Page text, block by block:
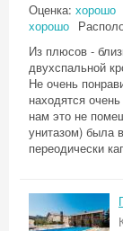
Оценка: хорошо
хорошо
Из плюсов -
двухспальной
Не очень
находятся
нам это не
унитазом) была
переодически